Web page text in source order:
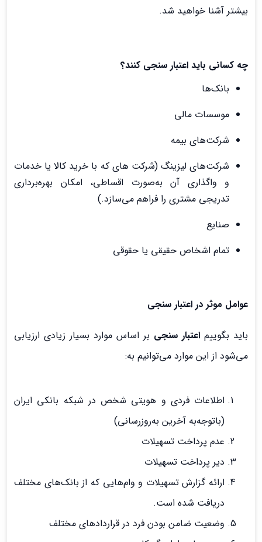
بیشتر آشنا خواهید شد.
چه کسانی باید اعتبار سنجی کنند؟
بانک‌ها
موسسات مالی
شرکت‌های بیمه
شرکت‌های لیزینگ (شرکت های که با خرید کالا یا خدمات
و واگذاری آن به‌صورت اقساطی، امکان بهره‌برداری
تدریجی مشتری را فراهم می‌سازد.)
صنایع
تمام اشخاص حقیقی یا حقوقی
عوامل موثر در اعتبار سنجی
باید بگوییم اعتبار سنجی بر اساس موارد بسیار زیادی ارزیابی
می‌شود از این موارد می‌توانیم به:
اطلاعات فردی و هویتی شخص در شبکه بانکی ایران
(باتوجه‌به آخرین به‌روزرسانی)
عدم پرداخت تسهیلات
دیر پرداخت‌ تسهیلات
ارائه گزارش تسهیلات و وام‌هایی که از بانک‌های مختلف
دریافت شده است.
وضعیت ضامن بودن فرد در قراردادهای مختلف